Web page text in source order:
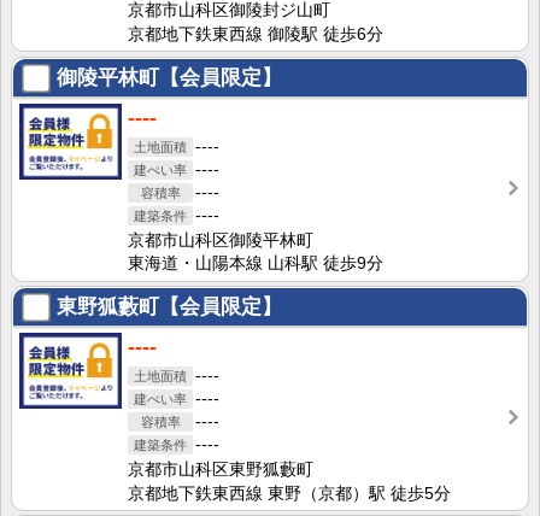
京都市山科区御陵封ジ山町
京都地下鉄東西線 御陵駅 徒歩6分
御陵平林町【会員限定】
----
----
----
----
----
京都市山科区御陵平林町
東海道・山陽本線 山科駅 徒歩9分
東野狐藪町【会員限定】
----
----
----
----
----
京都市山科区東野狐藪町
京都地下鉄東西線 東野（京都）駅 徒歩5分